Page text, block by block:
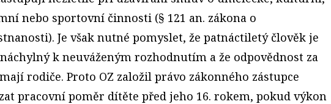
nebo sportovní činnosti (§ 121 an. zákona o
Je však nutné pomyslet, že patnáctiletý člověk je
k neuváženým rozhodnutím a že odpovědnost za
rodiče. Proto OZ založil právo zákonného zástupce
pracovní poměr dítěte před jeho 16. rokem, pokud výkon